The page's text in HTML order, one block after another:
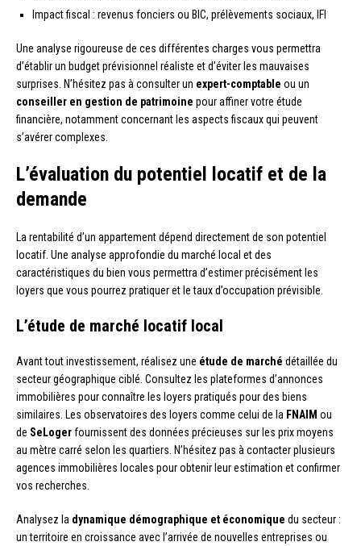
Impact fiscal : revenus fonciers ou BIC, prélèvements sociaux, IFI
Une analyse rigoureuse de ces différentes charges vous permettra
d’établir un budget prévisionnel réaliste et d’éviter les mauvaises
surprises. N’hésitez pas à consulter un expert-comptable ou un
conseiller en gestion de patrimoine pour affiner votre étude
financière, notamment concernant les aspects fiscaux qui peuvent
s’avérer complexes.
L’évaluation du potentiel locatif et de la
demande
La rentabilité d’un appartement dépend directement de son potentiel
locatif. Une analyse approfondie du marché local et des
caractéristiques du bien vous permettra d’estimer précisément les
loyers que vous pourrez pratiquer et le taux d’occupation prévisible.
L’étude de marché locatif local
Avant tout investissement, réalisez une étude de marché détaillée du
secteur géographique ciblé. Consultez les plateformes d’annonces
immobilières pour connaître les loyers pratiqués pour des biens
similaires. Les observatoires des loyers comme celui de la FNAIM ou
de SeLogerfournissent des données précieuses sur les prix moyens
au mètre carré selon les quartiers. N’hésitez pas à contacter plusieurs
agences immobilières locales pour obtenir leur estimation et confirmer
vos recherches.
Analysez la dynamique démographique et économique du secteur :
un territoire en croissance avec l’arrivée de nouvelles entreprises ou